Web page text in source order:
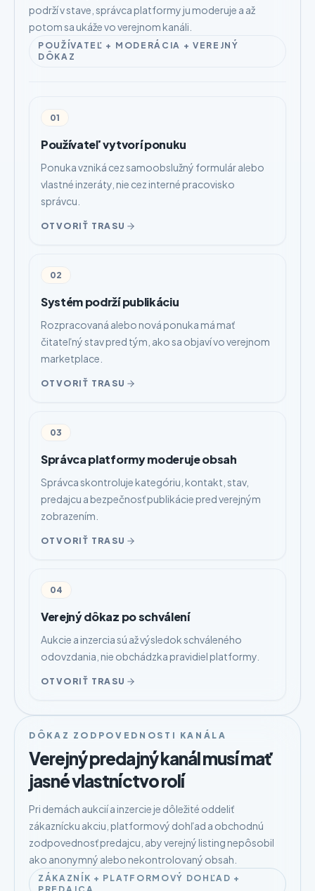
podrží v stave, správca platformy ju moderuje a až
potom sa ukáže vo verejnom kanáli.
POUŽÍVATEĽ + MODERÁCIA + VEREJNÝ
DÔKAZ
01
Používateľ vytvorí ponuku
Ponuka vzniká cez samoobslužný formulár alebo
vlastné inzeráty, nie cez interné pracovisko
správcu.
OTVORIŤ TRASU
02
Systém podrží publikáciu
Rozpracovaná alebo nová ponuka má mať
čitateľný stav pred tým, ako sa objaví vo verejnom
marketplace.
OTVORIŤ TRASU
03
Správca platformy moderuje obsah
Správca skontroluje kategóriu, kontakt, stav,
predajcu a bezpečnosť publikácie pred verejným
zobrazením.
OTVORIŤ TRASU
04
Verejný dôkaz po schválení
Aukcie a inzercia sú až výsledok schváleného
odovzdania, nie obchádzka pravidiel platformy.
OTVORIŤ TRASU
DÔKAZ ZODPOVEDNOSTI KANÁLA
Verejný predajný kanál musí mať
jasné vlastníctvo rolí
Pri demách aukcií a inzercie je dôležité oddeliť
zákaznícku akciu, platformový dohľad a obchodnú
zodpovednosť predajcu, aby verejný listing nepôsobil
ako anonymný alebo nekontrolovaný obsah.
ZÁKAZNÍK + PLATFORMOVÝ DOHĽAD +